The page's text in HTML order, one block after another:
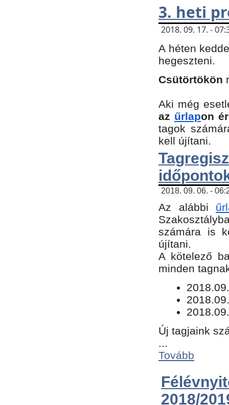
3. heti
2018. 09. 17. -
A héten
hegeszteni.
Csütörtökön
Aki még
az űrlapon
tagok
kell újítani.
2018. 09. 06. -
Az alábbi
számára is
újítani.
​A kötelező
minden
Új tagjaink
...
Tovább
2018/